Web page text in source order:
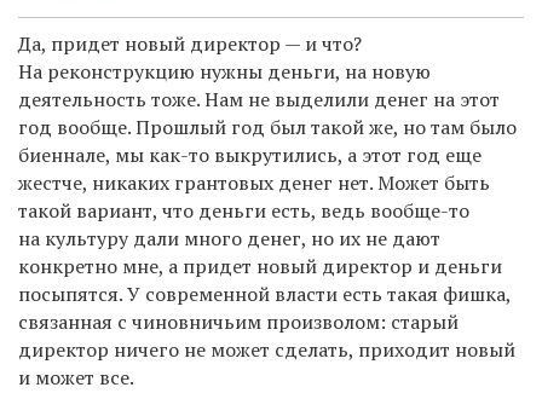
Да, придет новый директор — и что?
На реконструкцию нужны деньги, на новую
деятельность тоже. Нам не выделили денег на этот
год вообще. Прошлый год был такой же, но там было
биеннале, мы как-то выкрутились, а этот год еще
жестче, никаких грантовых денег нет. Может быть
такой вариант, что деньги есть, ведь вообще-то
на культуру дали много денег, но их не дают
конкретно мне, а придет новый директор и деньги
посыпятся. У современной власти есть такая фишка,
связанная с чиновничьим произволом: старый
директор ничего не может сделать, приходит новый
и может все.